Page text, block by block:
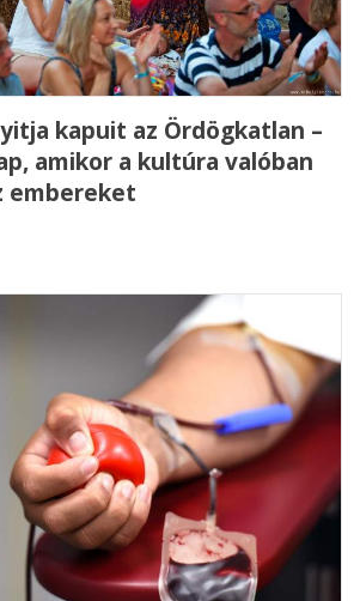
kapuit az Ördögkatlan –
amikor a kultúra valóban
embereket